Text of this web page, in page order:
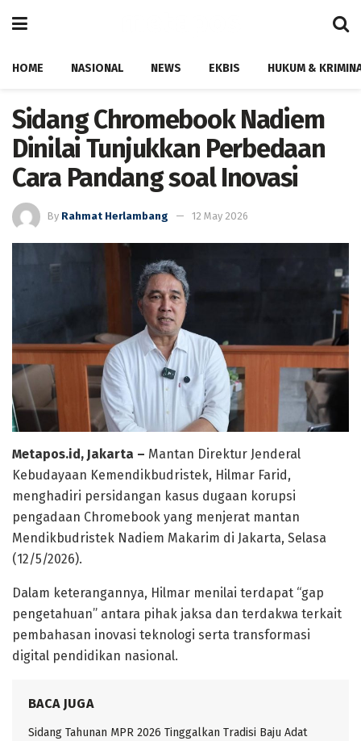
HOME NASIONAL NEWS EKBIS HUKUM &
Sidang Chromebook Nadiem
Dinilai Tunjukkan Perbedaan
Cara Pandang soal Inovasi
By Rahmat Herlambang 12 May 2026
Metapos.id, Jakarta – Mantan Direktur Jenderal
Kebudayaan Kemendikbudristek, Hilmar Farid,
menghadiri persidangan kasus dugaan korupsi
pengadaan Chromebook yang menjerat mantan
Mendikbudristek Nadiem Makarim di Jakarta, Selasa
(12/5/2026).
Dalam keterangannya, Hilmar menilai terdapat “gap
pengetahuan” antara pihak jaksa dan terdakwa terkait
pembahasan inovasi teknologi serta transformasi
digital pendidikan nasional.
BACA JUGA
Sidang Tahunan MPR 2026 Tinggalkan Tradisi Baju Adat